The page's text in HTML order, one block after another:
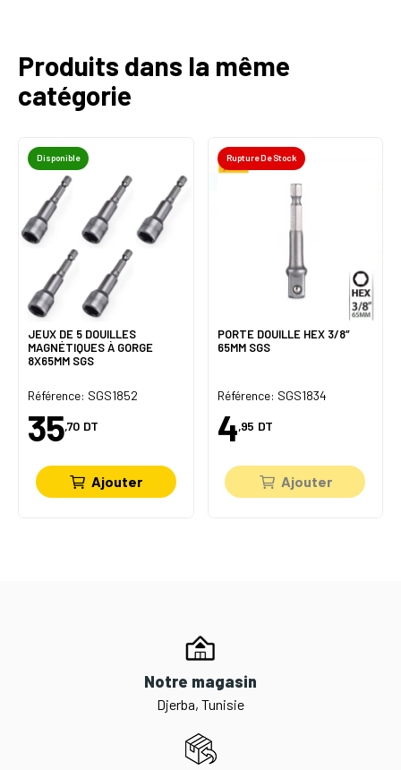
Produits dans la même
catégorie
Disponible
JEUX DE 5 DOUILLES
MAGNÉTIQUES À GORGE
8X65MM SGS
Référence: SGS1852
35,70 DT
Ajouter
Rupture De Stock
PORTE DOUILLE HEX 3/8″
65MM SGS
Référence: SGS1834
4,95 DT
Ajouter
Notre magasin
Djerba, Tunisie